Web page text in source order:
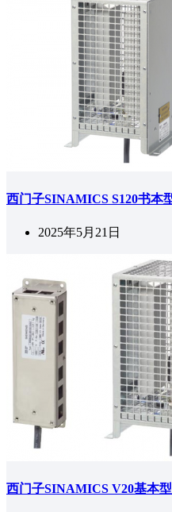
西门子SINAMICS S120书本
2025年5月21日
西门子SINAMICS V20基本